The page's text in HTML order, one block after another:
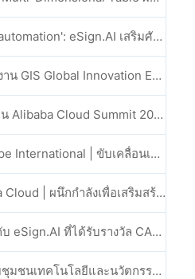
เปิดตัวสกิล 'esign-automation': eSign.AI เสริมศักยภาพให้ OpenClaw ด้วยลายเซ็นอิเล็กทรอนิกส์อัตโนมัติ
eSign.AI เปิดตัวในงาน GIS Global Innovation Exhibition 2025
eSign.AI เข้าร่วมงาน Alibaba Cloud Summit 2025 ที่ฮ่องกง เพื่อขับเคลื่อนนวัตกรรมคลาวด์ที่ขับเคลื่อนด้วย AI และความเชื่อมั่นทางดิจิทัล
eSign.AI × Antelope International | ขับเคลื่อนเวิร์กโฟลดิจิทัลที่ปลอดภัยและขับเคลื่อนด้วย AI
eSign.AI × Alibaba Cloud | ผนึกกำลังเพื่อเสริมสร้างความเชื่อมั่นดิจิทัลระดับโลกสำหรับฟินเทค
ขอแสดงความยินดีกับ eSign.AI ที่ได้รับรางวัล CAHK STAR Award 2025
งานเลี้ยงวันชาติโดยชุมชนเทคโนโลยีและนวัตกรรมฮ่องกง